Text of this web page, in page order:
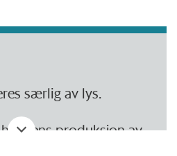
særlig av lys.
produksjon av